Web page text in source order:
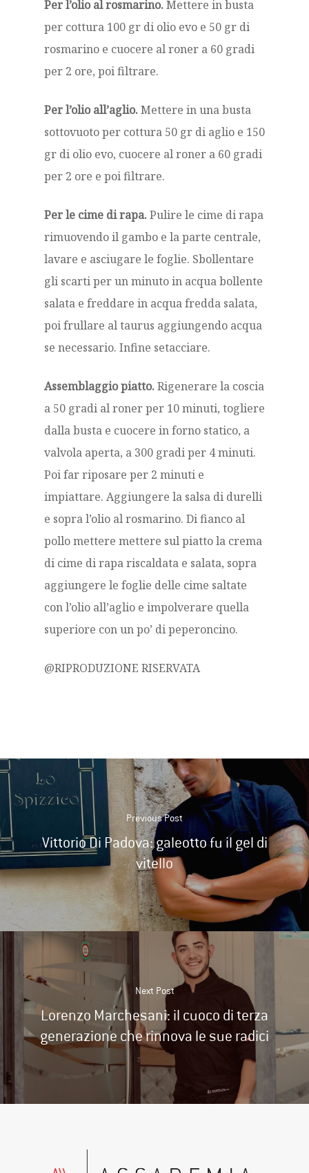
Per l’olio al rosmarino.Mettere in busta
per cottura 100 gr di olio evo e 50 gr di
rosmarino e cuocere al roner a 60 gradi
per 2 ore, poi filtrare.
Per l’olio all’aglio.Mettere in una busta
sottovuoto per cottura 50 gr di aglio e 150
gr di olio evo, cuocere al roner a 60 gradi
per 2 ore e poi filtrare.
Per le cime di rapa.Pulire le cime di rapa
rimuovendo il gambo e la parte centrale,
lavare e asciugare le foglie. Sbollentare
gli scarti per un minuto in acqua bollente
salata e freddare in acqua fredda salata,
poi frullare al taurus aggiungendo acqua
se necessario. Infine setacciare.
Assemblaggio piatto.Rigenerare la coscia
a 50 gradi al roner per 10 minuti, togliere
dalla busta e cuocere in forno statico, a
valvola aperta, a 300 gradi per 4 minuti.
Poi far riposare per 2 minuti e
impiattare. Aggiungere la salsa di durelli
e sopra l’olio al rosmarino. Di fianco al
pollo mettere mettere sul piatto la crema
di cime di rapa riscaldata e salata, sopra
aggiungere le foglie delle cime saltate
con l’olio all’aglio e impolverare quella
superiore con un po’ di peperoncino.
@RIPRODUZIONE RISERVATA
Previous Post
Vittorio Di Padova: galeotto fu il gel di
vitello
Next Post
Lorenzo Marchesani: il cuoco di terza
generazione che rinnova le sue radici